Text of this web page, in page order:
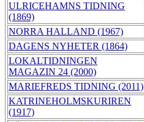
ULRICEHAMNS TIDNING
(1869)
NORRA HALLAND (1967)
DAGENS NYHETER (1864)
LOKALTIDNINGEN
MAGAZIN 24 (2000)
MARIEFREDS TIDNING (2011)
KATRINEHOLMSKURIREN
(1917)